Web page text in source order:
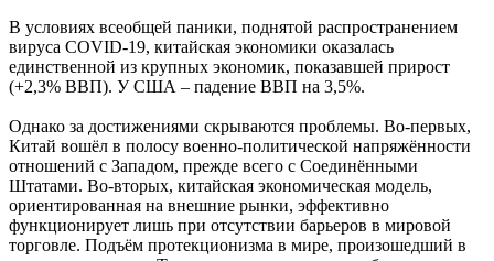
В условиях всеобщей паники, поднятой распространением
вируса COVID-19, китайская экономики оказалась
единственной из крупных экономик, показавшей прирост
(+2,3% ВВП). У США – падение ВВП на 3,5%.
Однако за достижениями скрываются проблемы. Во-первых,
Китай вошёл в полосу военно-политической напряжённости
отношений с Западом, прежде всего с Соединёнными
Штатами. Во-вторых, китайская экономическая модель,
ориентированная на внешние рынки, эффективно
функционирует лишь при отсутствии барьеров в мировой
торговле. Подъём протекционизма в мире, произошедший в